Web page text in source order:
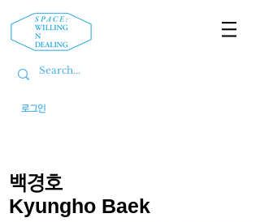
로그인
백경호
Kyungho Baek